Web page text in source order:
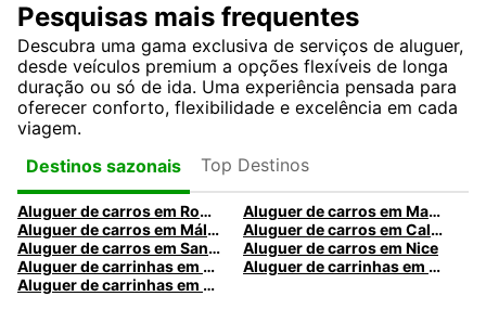
Pesquisas mais frequentes
Descubra uma gama exclusiva de serviços de aluguer,
desde veículos premium a opções flexíveis de longa
duração ou só de ida. Uma experiência pensada para
oferecer conforto, flexibilidade e excelência em cada
viagem.
Destinos sazonais
Top Destinos
Aluguer de carros em Roma
Aluguer de carros em Madrid
Aluguer de carros em Málaga
Aluguer de carros em Caldas da Rainha
Aluguer de carros em Santa Maria da Feira
Aluguer de carros em Nice
Aluguer de carrinhas em Nice
Aluguer de carrinhas em Santa Maria da Feira
Aluguer de carrinhas em Caldas da Rainha